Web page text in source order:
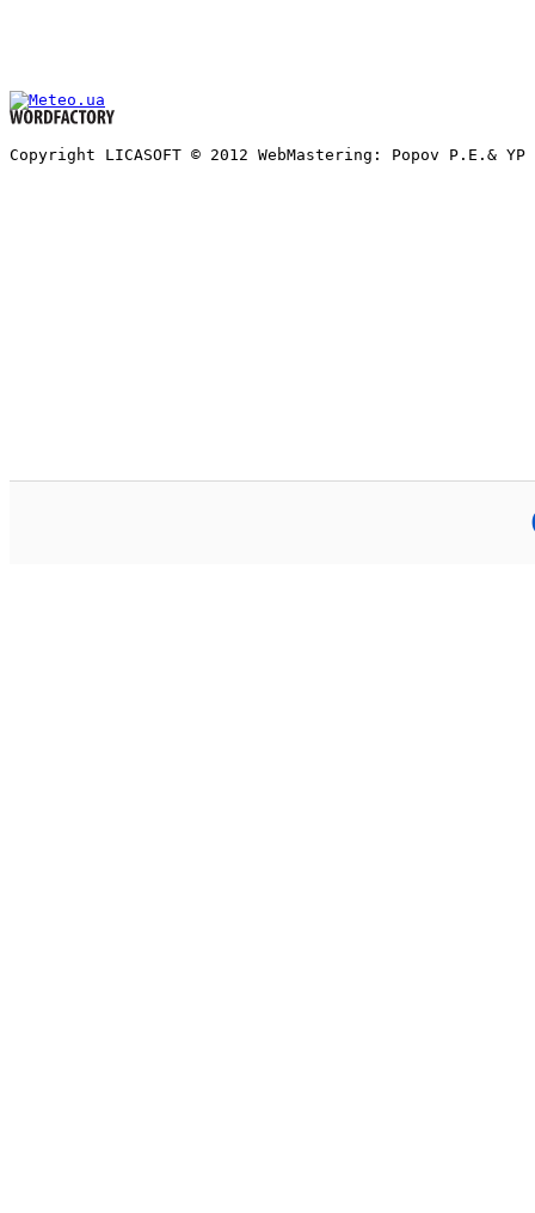
Copyright LICASOFT © 2012 WebMastering: Popov P.E.& YP